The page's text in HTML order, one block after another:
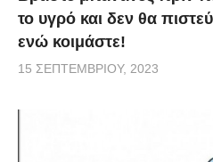
το υγρό και δεν θα
ενώ κοιμάστε!
15 ΣΕΠΤΕΜΒΡΊΟΥ, 2023